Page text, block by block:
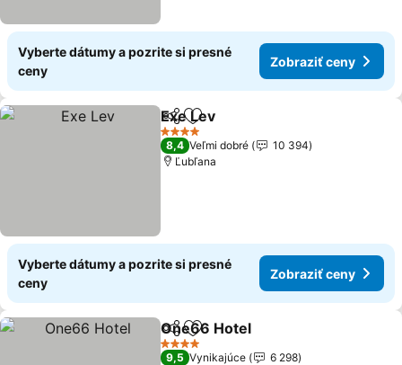
Vyberte dátumy a pozrite si presné
ceny
Zobraziť ceny
ZdieľaťPridať do obľúbených
Exe Lev
4 Počet hviezdičiek
8,4 Veľmi dobré
10 394
Ľubľana
Vyberte dátumy a pozrite si presné
ceny
Zobraziť ceny
ZdieľaťPridať do obľúbených
One66 Hotel
4 Počet hviezdičiek
9,5 Vynikajúce
6 298